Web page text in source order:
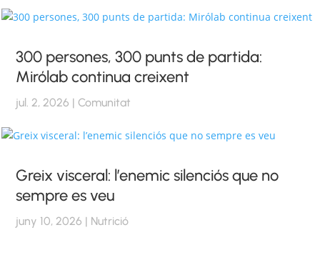
300 persones, 300 punts de partida:
Mirólab continua creixent
jul. 2, 2026 |Comunitat
Greix visceral: l’enemic silenciós que no
sempre es veu
juny 10, 2026 | Nutrició